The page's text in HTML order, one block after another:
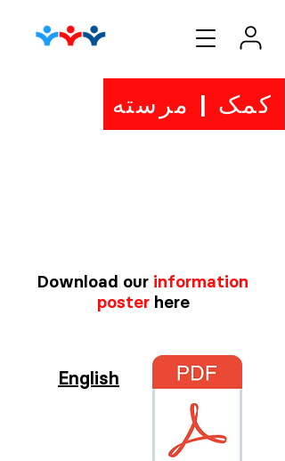
کمک | مرسته
Download our information
posterhere
English